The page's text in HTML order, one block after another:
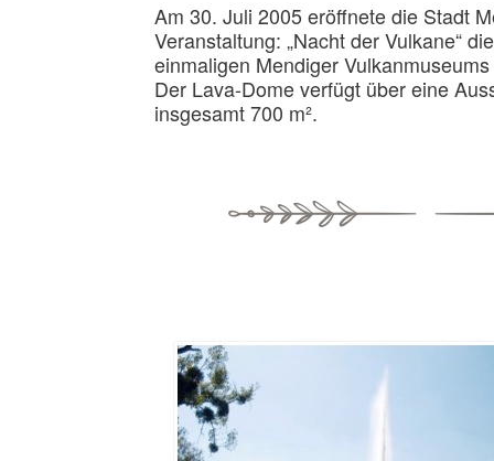
Am 30. Juli 2005 eröffnete die Stadt
Veranstaltung: „Nacht der Vulkane“
einmaligen Mendiger Vulkanmuseums
Der Lava-Dome verfügt über eine
insgesamt 700 m².